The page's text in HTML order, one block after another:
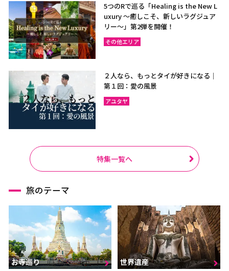
5つのRで巡る「Healing is the New L
uxury ～癒しこそ、新しいラグジュア
リー〜」第2弾を開催！
その他エリア
２人なら、もっとタイが好きになる｜
第１回：愛の風景
アユタヤ
特集一覧へ
旅のテーマ
お寺巡り 世界遺産